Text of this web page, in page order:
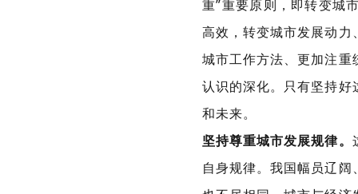
重”重要原则，即转变城
高效，转变城市发展动
城市工作方法、更加注
认识的深化。只有坚持
和未来。
坚持尊重城市发展规律。
自身规律。我国幅员辽